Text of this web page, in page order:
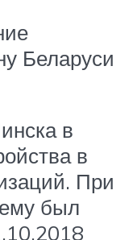
Беларуси
в
в
При
был